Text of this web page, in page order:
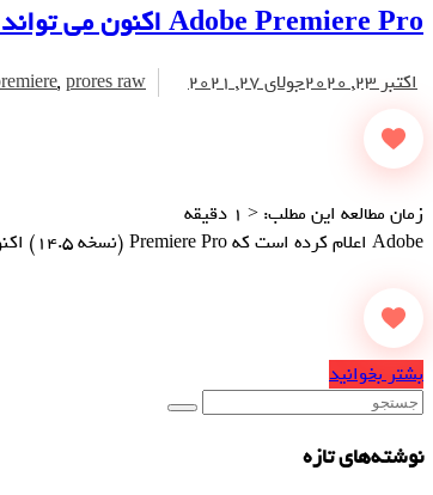
Adobe Premiere Pro اکنون می تواند فایل های ویدیویی ProRes Raw را رمزگشایی کند
اکتبر 23, 2020 جولای 27, 2021 , prores raw
زمان مطالعه این مطلب: < 1
دقیقه
Adobe اعلام کرده است که Premiere Pro (نسخه 14.5) اکنون بطور محلی از ProRes Raw پشتیبانی می کند و در نهایت ویرایش قالب ویدیوی Apple’s Raw را برای همه کاربران Premiere Pro باز می کند.
بشتر بخوانید
نوشته‌های تازه